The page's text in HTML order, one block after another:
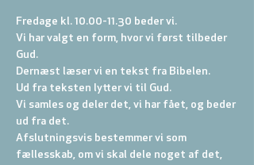
Fredage kl. 10.00-11.30 beder vi.
Vi har valgt en form, hvor vi først tilbeder
Gud.
Dernæst læser vi en tekst fra Bibelen.
Ud fra teksten lytter vi til Gud.
Vi samles og deler det, vi har fået, og beder
ud fra det.
Afslutningsvis bestemmer vi som
fællesskab, om vi skal dele noget af det,